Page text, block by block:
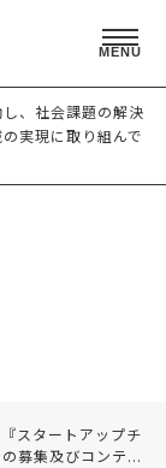
MENU
、社会課題の解決
実現に取り組んで
スタートアップチ
募集及びコンテ...